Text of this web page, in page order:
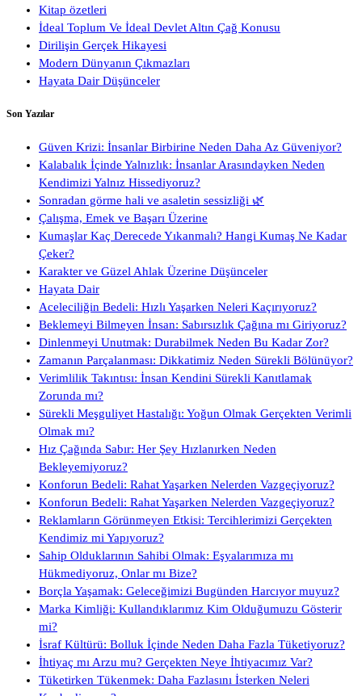
Kitap özetleri
İdeal Toplum Ve İdeal Devlet Altın Çağ Konusu
Dirilişin Gerçek Hikayesi
Modern Dünyanın Çıkmazları
Hayata Dair Düşünceler
Son Yazılar
Güven Krizi: İnsanlar Birbirine Neden Daha Az Güveniyor?
Kalabalık İçinde Yalnızlık: İnsanlar Arasındayken Neden
Kendimizi Yalnız Hissediyoruz?
Sonradan görme hali ve asaletin sessizliği 🌿
Çalışma, Emek ve Başarı Üzerine
Kumaşlar Kaç Derecede Yıkanmalı? Hangi Kumaş Ne Kadar
Çeker?
Karakter ve Güzel Ahlak Üzerine Düşünceler
Hayata Dair
Aceleciliğin Bedeli: Hızlı Yaşarken Neleri Kaçırıyoruz?
Beklemeyi Bilmeyen İnsan: Sabırsızlık Çağına mı Giriyoruz?
Dinlenmeyi Unutmak: Durabilmek Neden Bu Kadar Zor?
Zamanın Parçalanması: Dikkatimiz Neden Sürekli Bölünüyor?
Verimlilik Takıntısı: İnsan Kendini Sürekli Kanıtlamak
Zorunda mı?
Sürekli Meşguliyet Hastalığı: Yoğun Olmak Gerçekten Verimli
Olmak mı?
Hız Çağında Sabır: Her Şey Hızlanırken Neden
Bekleyemiyoruz?
Konforun Bedeli: Rahat Yaşarken Nelerden Vazgeçiyoruz?
Konforun Bedeli: Rahat Yaşarken Nelerden Vazgeçiyoruz?
Reklamların Görünmeyen Etkisi: Tercihlerimizi Gerçekten
Kendimiz mi Yapıyoruz?
Sahip Olduklarının Sahibi Olmak: Eşyalarımıza mı
Hükmediyoruz, Onlar mı Bize?
Borçla Yaşamak: Geleceğimizi Bugünden Harcıyor muyuz?
Marka Kimliği: Kullandıklarımız Kim Olduğumuzu Gösterir
mi?
İsraf Kültürü: Bolluk İçinde Neden Daha Fazla Tüketiyoruz?
İhtiyaç mı Arzu mu? Gerçekten Neye İhtiyacımız Var?
Tüketirken Tükenmek: Daha Fazlasını İsterken Neleri